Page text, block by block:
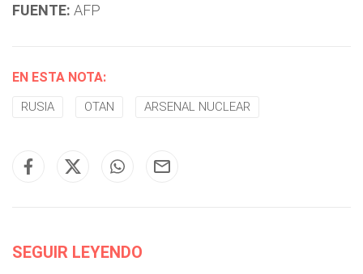
FUENTE: AFP
EN ESTA NOTA:
RUSIA OTAN ARSENAL NUCLEAR
SEGUIR LEYENDO